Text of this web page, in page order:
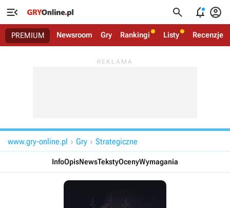
   
PREMIUM Newsroom Gry Rankingi Listy Recenzje
www.gry-online.pl  Gry  Strategiczne
InfoOpisNewsTekstyOcenyWymagania